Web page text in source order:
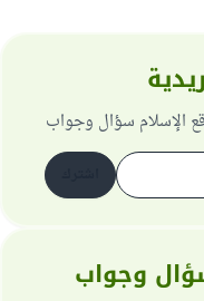
الإسلام سؤال وجواب
وجواب